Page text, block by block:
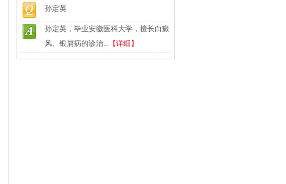
孙定英
孙定英，毕业安徽医科大学，擅长白癜
风、银屑病的诊治... 【详细】